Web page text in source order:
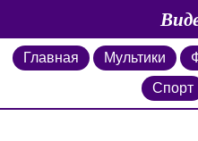
Главная Мультики
Спорт